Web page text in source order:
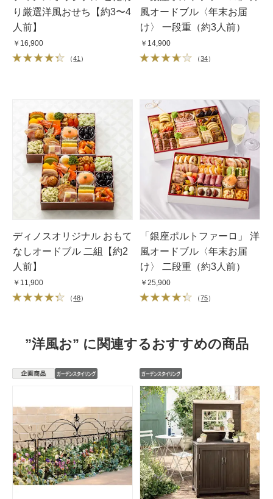
り厳選洋風おせち【約3〜4
人前】
￥16,900
（41 ）
風オードブル〈年末お届
け〉 一段重（約3人前）
￥14,900
（34）
ディノスオリジナル おもて
なしオードブル 二組【約2
人前】
￥11,900
（48）
「銀座ポルトファーロ」 洋
風オードブル〈年末お届
け〉 二段重（約3人前）
￥25,900
（75）
”洋風お” に関連するおすすめの商品